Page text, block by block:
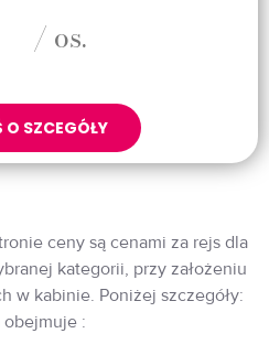
/ os.
O SZCEGÓŁY
ceny są cenami za rejs dla
kategorii, przy założeniu
w kabinie. Poniżej szczegóły:
obejmuje :